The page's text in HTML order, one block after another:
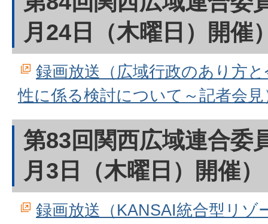
月24日（木曜日）開催
録画放送（広域行政のあり方
性に係る検討について～記者会見
第83回関西広域連合委
月3日（木曜日）開催）
録画放送（KANSAI統合型リゾ